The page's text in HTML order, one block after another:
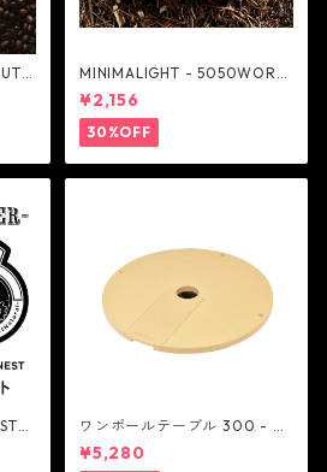
MINIMALIGHT - 5050WORK
SHOP
¥2,156
30%OFF
- N
ワンポールテーブル 300 - be
lmont
¥5,280